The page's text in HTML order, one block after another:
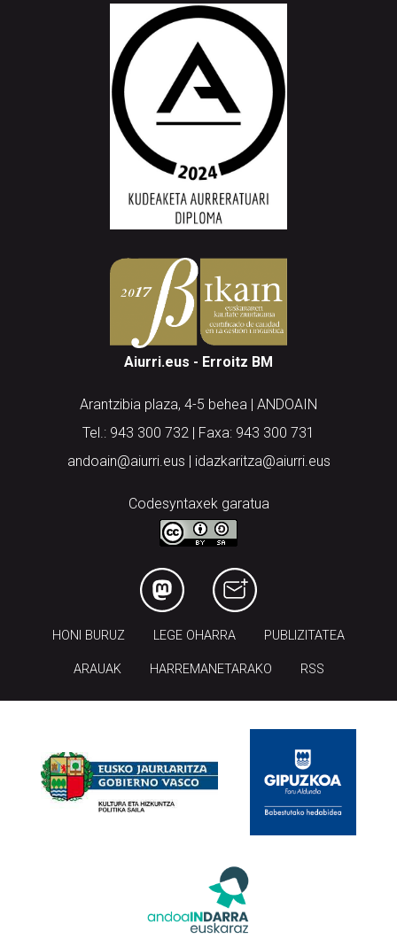
Aiurri.eus - Erroitz BM
Arantzibia plaza, 4-5 behea | ANDOAIN
Tel.: 943 300 732 | Faxa: 943 300 731
andoain@aiurri.eus | idazkaritza@aiurri.eus
Codesyntaxek garatua
HONI BURUZ LEGE OHARRA PUBLIZITATEA
ARAUAK HARREMANETARAKO RSS